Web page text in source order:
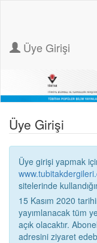
Üye Girişi
Üye Girişi
Üye girişi yapmak
sitelerinde
15 Kasım 2020
yayımlanacak tüm
açık
adresini ziyaret